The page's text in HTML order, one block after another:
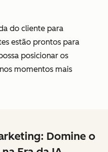
do cliente para
estão prontos para
posicionar os
momentos mais
Domine o